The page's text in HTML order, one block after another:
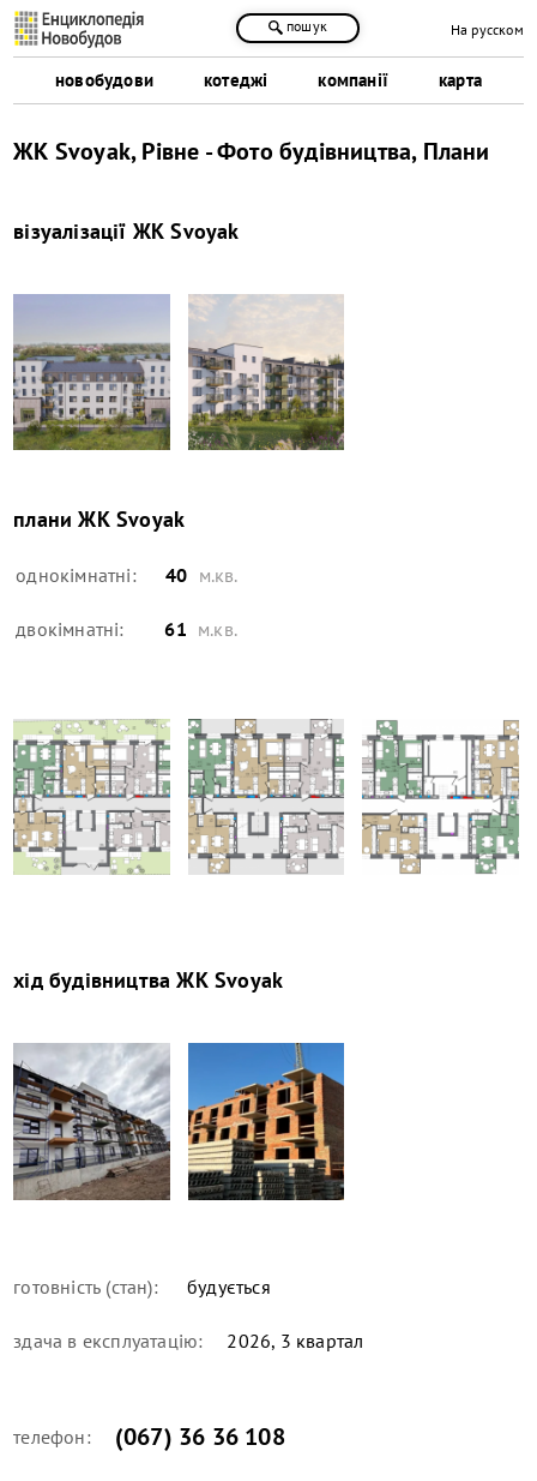
новобудови котеджі компанії карта
пошук На русском
ЖК Svoyak, Рівне - Фото будівництва, Плани
візуалізації ЖК Svoyak
планиЖК Svoyak
однокімнатні: 40 м.кв.
двокімнатні: 61 м.кв.
хід будівництваЖК Svoyak
готовність (стан): будується
здача в експлуатацію: 2026, 3 квартал
телефон: (067) 36 36 108